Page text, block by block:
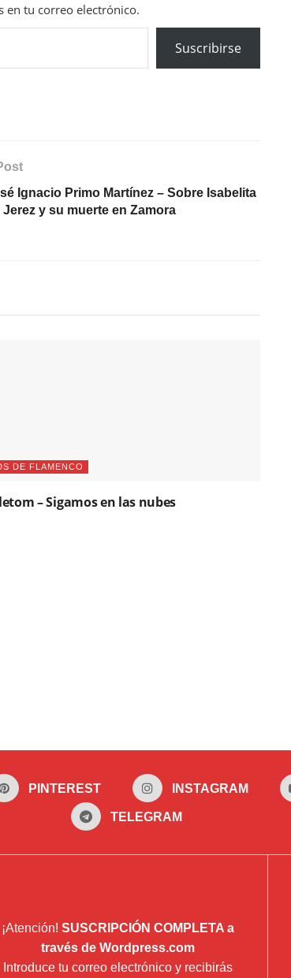
en tu correo electrónico.
Suscribirse
Ignacio Primo Martínez – Sobre Isabelita
Jerez y su muerte en Zamora
DE FLAMENCO
– Sigamos en las nubes
PINTEREST INSTAGRAM
TELEGRAM
¡Atención! SUSCRIPCIÓN COMPLETA a
través de Wordpress.com
Introduce tu correo electrónico y recibirás